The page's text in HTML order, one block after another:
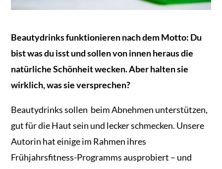
Beautydrinks funktionieren nach dem Motto: Du
bist was du isst und sollen von innen heraus die
natürliche Schönheit wecken. Aber halten sie
wirklich, was sie versprechen?
Beautydrinks sollen beim Abnehmen unterstützen,
gut für die Haut sein und lecker schmecken. Unsere
Autorin hat einige im Rahmen ihres
Frühjahrsfitness-Programms ausprobiert – und